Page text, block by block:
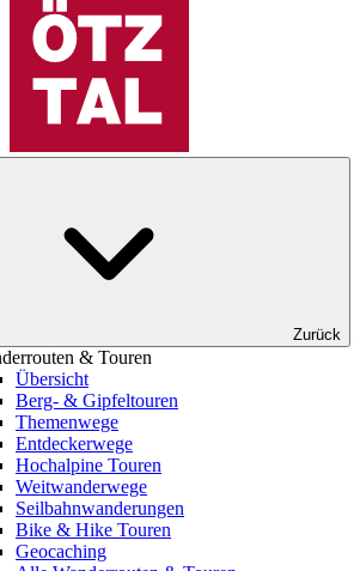
Zurück
& Touren
Übersicht
Berg- & Gipfeltouren
Themenwege
Entdeckerwege
Hochalpine Touren
Weitwanderwege
Seilbahnwanderungen
Bike & Hike Touren
Geocaching